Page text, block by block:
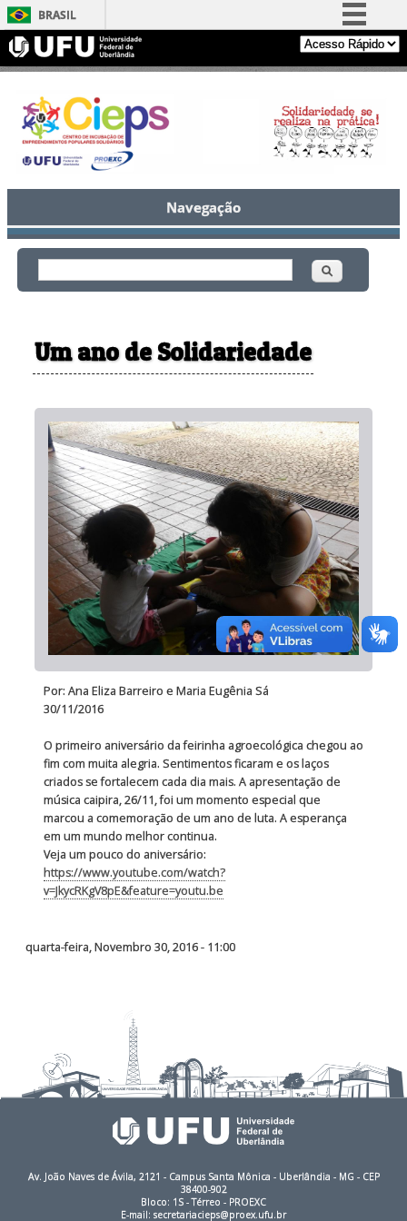
BRASIL
Simplifique!
Comunica BR
Participe
Acesso à informação
Legislação
Canais
Navegação
Formulário de busca
Buscar
Um ano de Solidariedade
Por: Ana Eliza Barreiro e Maria Eugênia Sá
30/11/2016
O primeiro aniversário da feirinha agroecológica chegou ao
fim com muita alegria. Sentimentos ficaram e os laços
criados se fortalecem cada dia mais. A apresentação de
música caipira, 26/11, foi um momento especial que
marcou a comemoração de um ano de luta. A esperança
em um mundo melhor continua.
Veja um pouco do aniversário:
https://www.youtube.com/watch?
v=JkycRKgV8pE&feature=youtu.be
quarta-feira, Novembro 30, 2016 - 11:00
Av. João Naves de Ávila, 2121 - Campus Santa Mônica - Uberlândia - MG - CEP
38400-902
Bloco: 1S - Térreo - PROEXC
E-mail: secretariacieps@proex.ufu.br